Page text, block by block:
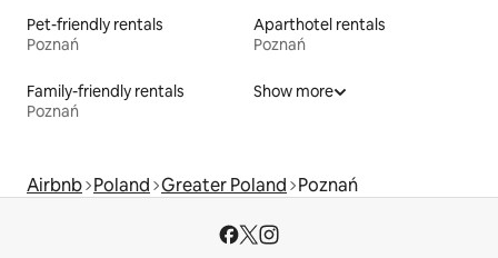
Pet-friendly rentals
Poznań
Aparthotel rentals
Poznań
Family-friendly rentals
Poznań
Show more
Airbnb Poland Greater Poland Poznań